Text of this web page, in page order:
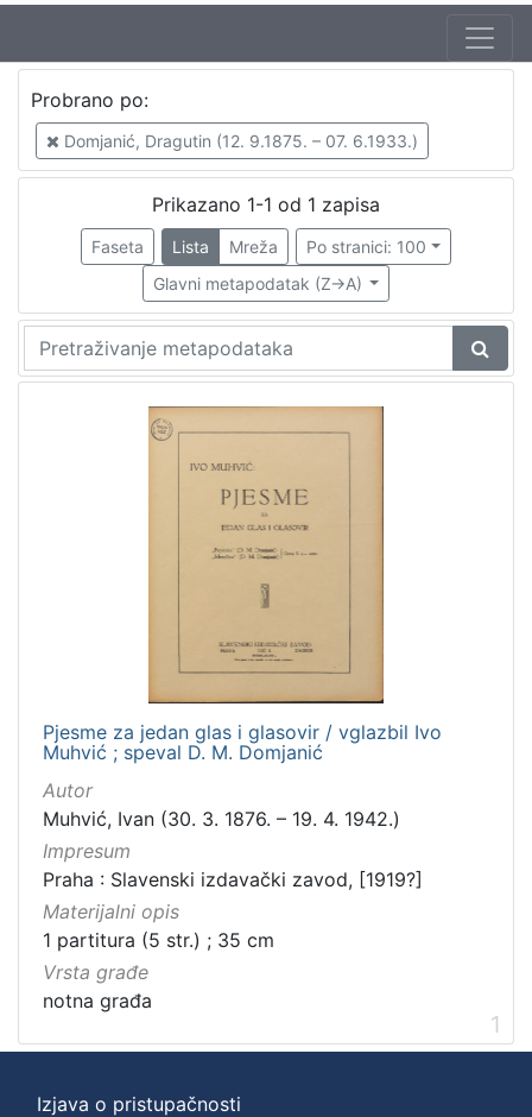
Probrano po:
Domjanić, Dragutin (12. 9.1875. – 07. 6.1933.)
Prikazano 1-1 od 1 zapisa
Faseta Lista Mreža
Po stranici: 100
Glavni metapodatak (Z->A)
Pjesme za jedan glas i glasovir / vglazbil Ivo
Muhvić ; speval D. M. Domjanić
Autor
Muhvić, Ivan (30. 3. 1876. – 19. 4. 1942.)
Impresum
Praha : Slavenski izdavački zavod, [1919?]
Materijalni opis
1 partitura (5 str.) ; 35 cm
Vrsta građe
notna građa
1
Izjava o pristupačnosti